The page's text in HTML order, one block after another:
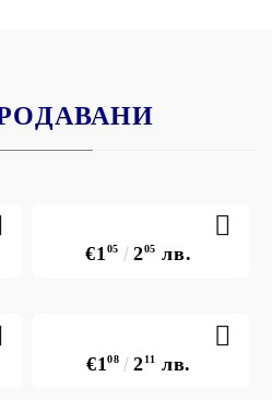
€105 205 лв.
€108 211 лв.